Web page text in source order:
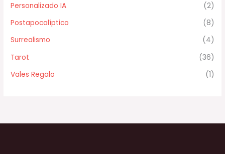
Personalizado IA
(2)
Postapocalíptico
(8)
Surrealismo
(4)
Tarot
(36)
Vales Regalo
(1)